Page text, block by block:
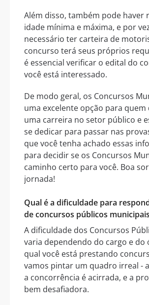
Além disso, também pode haver
idade mínima e máxima, e por
necessário ter carteira de
concurso terá seus próprios
é essencial verificar o edital do
você está interessado.
De modo geral, os Concursos
uma excelente opção para
uma carreira no setor público e
se dedicar para passar nas
que você tenha achado essas
para decidir se os Concursos
caminho certo para você. Boa
jornada!
Qual é a dificuldade para
de concursos públicos
A dificuldade dos Concursos
varia dependendo do cargo e do
qual você está prestando
vamos pintar um quadro irreal -
a concorrência é acirrada, e a
bem desafiadora.